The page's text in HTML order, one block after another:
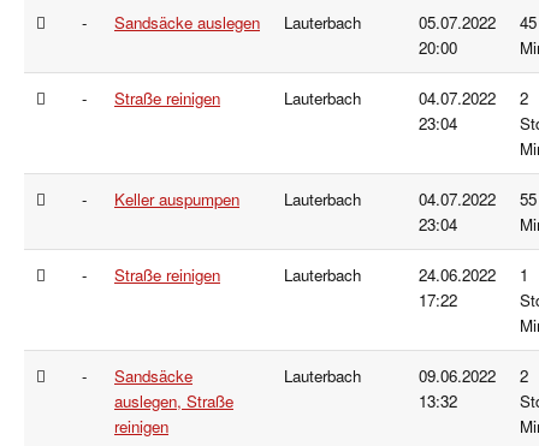
- Sandsäcke auslegen Lauterbach
05.07.2022
20:00
45
- Straße reinigen Lauterbach
04.07.2022
23:04
2
- Keller auspumpen Lauterbach
04.07.2022
23:04
55
- Straße reinigen Lauterbach
24.06.2022
17:22
1
-
Sandsäcke
auslegen, Straße
reinigen
Lauterbach
09.06.2022
13:32
2